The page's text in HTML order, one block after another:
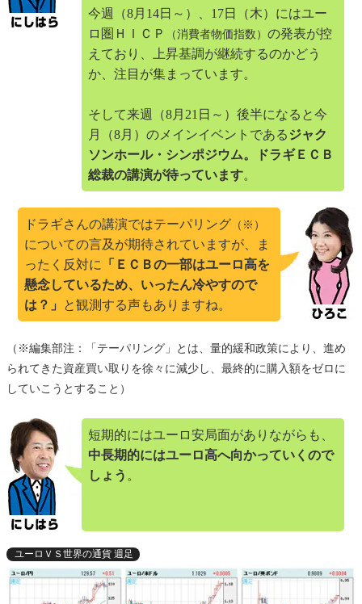
今週（8月14日～）、17日（木）にはユー
ロ圏ＨＩＣＰ
（消費者物価指数） の発表が控
えており、上昇基調が継続するのかどう
か、注目が集まっています。
そして来週（8月21日～）後半になると今
月（8月）のメインイベントであるジャク
ソンホール・シンポジウム。ドラギＥＣＢ
総裁の講演が待っています。
ドラギさんの講演ではテーパリング （※）
についての言及が期待されていますが、ま
ったく反対に
「ＥＣＢの一部はユーロ高を
懸念しているため、いったん冷やすので
は？」
と観測する声もありますね。
（※編集部注：「テーパリング」とは、量的緩和政策により、進め
られてきた資産買い取りを徐々に減少し、最終的に購入額をゼロに
していこうとすること）
短期的にはユーロ安局面がありながらも、
中長期的にはユーロ高へ向かっていくので
しょう 。
ユーロＶＳ世界の通貨 週足